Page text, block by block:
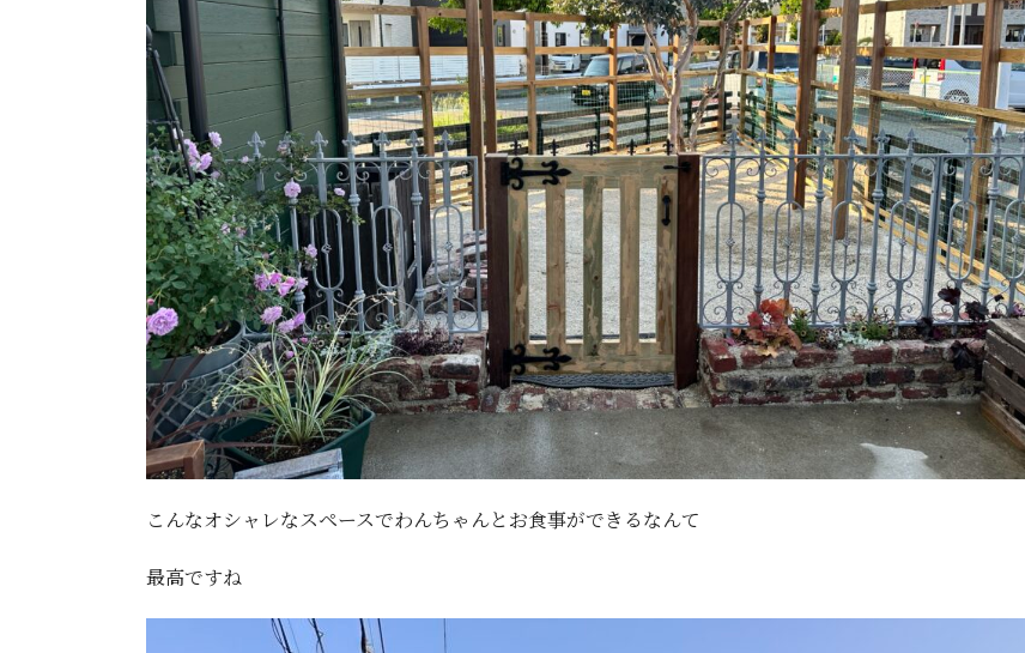
こんなオシャレなスペースでわんちゃんとお食事ができるなんて
最高ですね